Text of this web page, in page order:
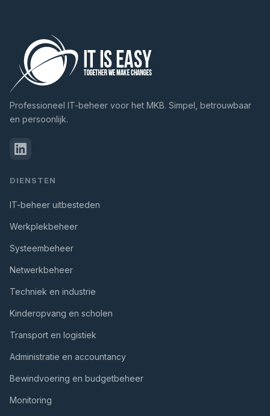
Professioneel IT-beheer voor het MKB. Simpel, betrouwbaar
en persoonlijk.
DIENSTEN
IT-beheer uitbesteden
Werkplekbeheer
Systeembeheer
Netwerkbeheer
Techniek en industrie
Kinderopvang en scholen
Transport en logistiek
Administratie en accountancy
Bewindvoering en budgetbeheer
Monitoring